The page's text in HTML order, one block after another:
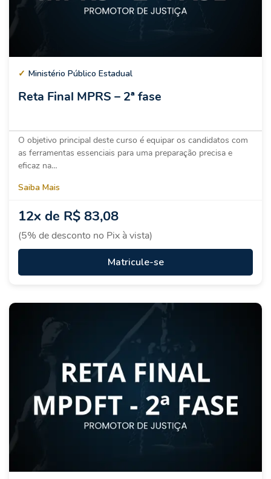
✓ Ministério Público Estadual
Reta Final MPRS – 2ª fase
O objetivo principal deste curso é equipar os candidatos com
as ferramentas essenciais para uma preparação precisa e
eficaz na…
Saiba Mais
12x de R$ 83,08
(5% de desconto no Pix à vista)
Matricule-se